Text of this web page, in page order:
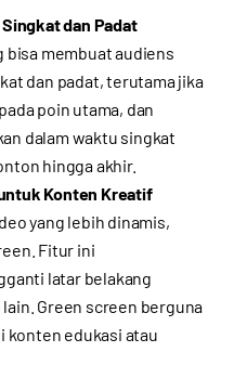
dan Padat
bisa membuat audiens
dan padat, terutama jika
poin utama, dan
dalam waktu singkat
hingga akhir.
Konten Kreatif
yang lebih dinamis,
Fitur ini
latar belakang
Green screen berguna
edukasi atau